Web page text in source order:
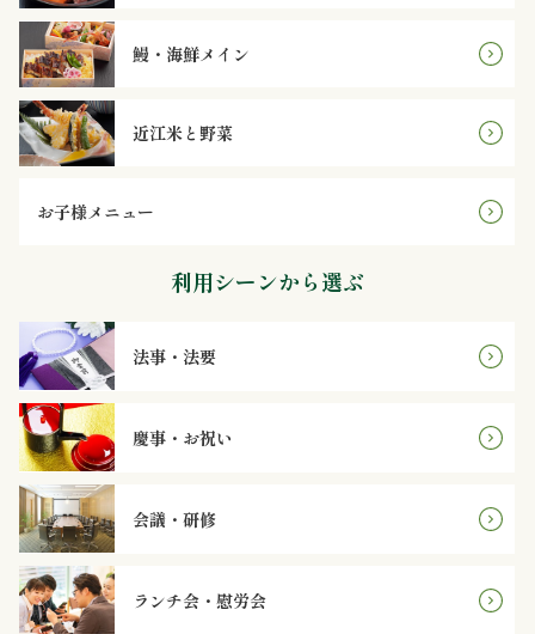
ョ
ン
近
メ
イ
ン
鰻・
海
鮮
鰻・海鮮メイン
近江米と野菜
お子様メニュー
利用シーンから選ぶ
法事・法要
慶事・お祝い
会議・研修
ランチ会・慰労会